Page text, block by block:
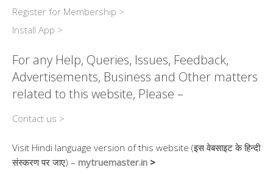
Register for Membership >
Install App >
For any Help, Queries, Issues, Feedback,
Advertisements, Business and Other matters
related to this website, Please –
Contact us >
Visit Hindi language version of this website (इस वेबसाइट के हिन्दी
संस्करण पर जाए) – mytruemaster.in >